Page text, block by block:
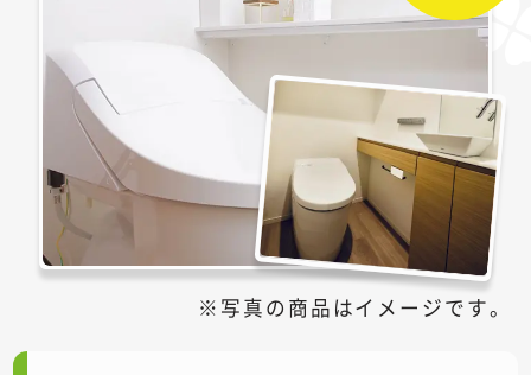
写真の商品はイメージです。